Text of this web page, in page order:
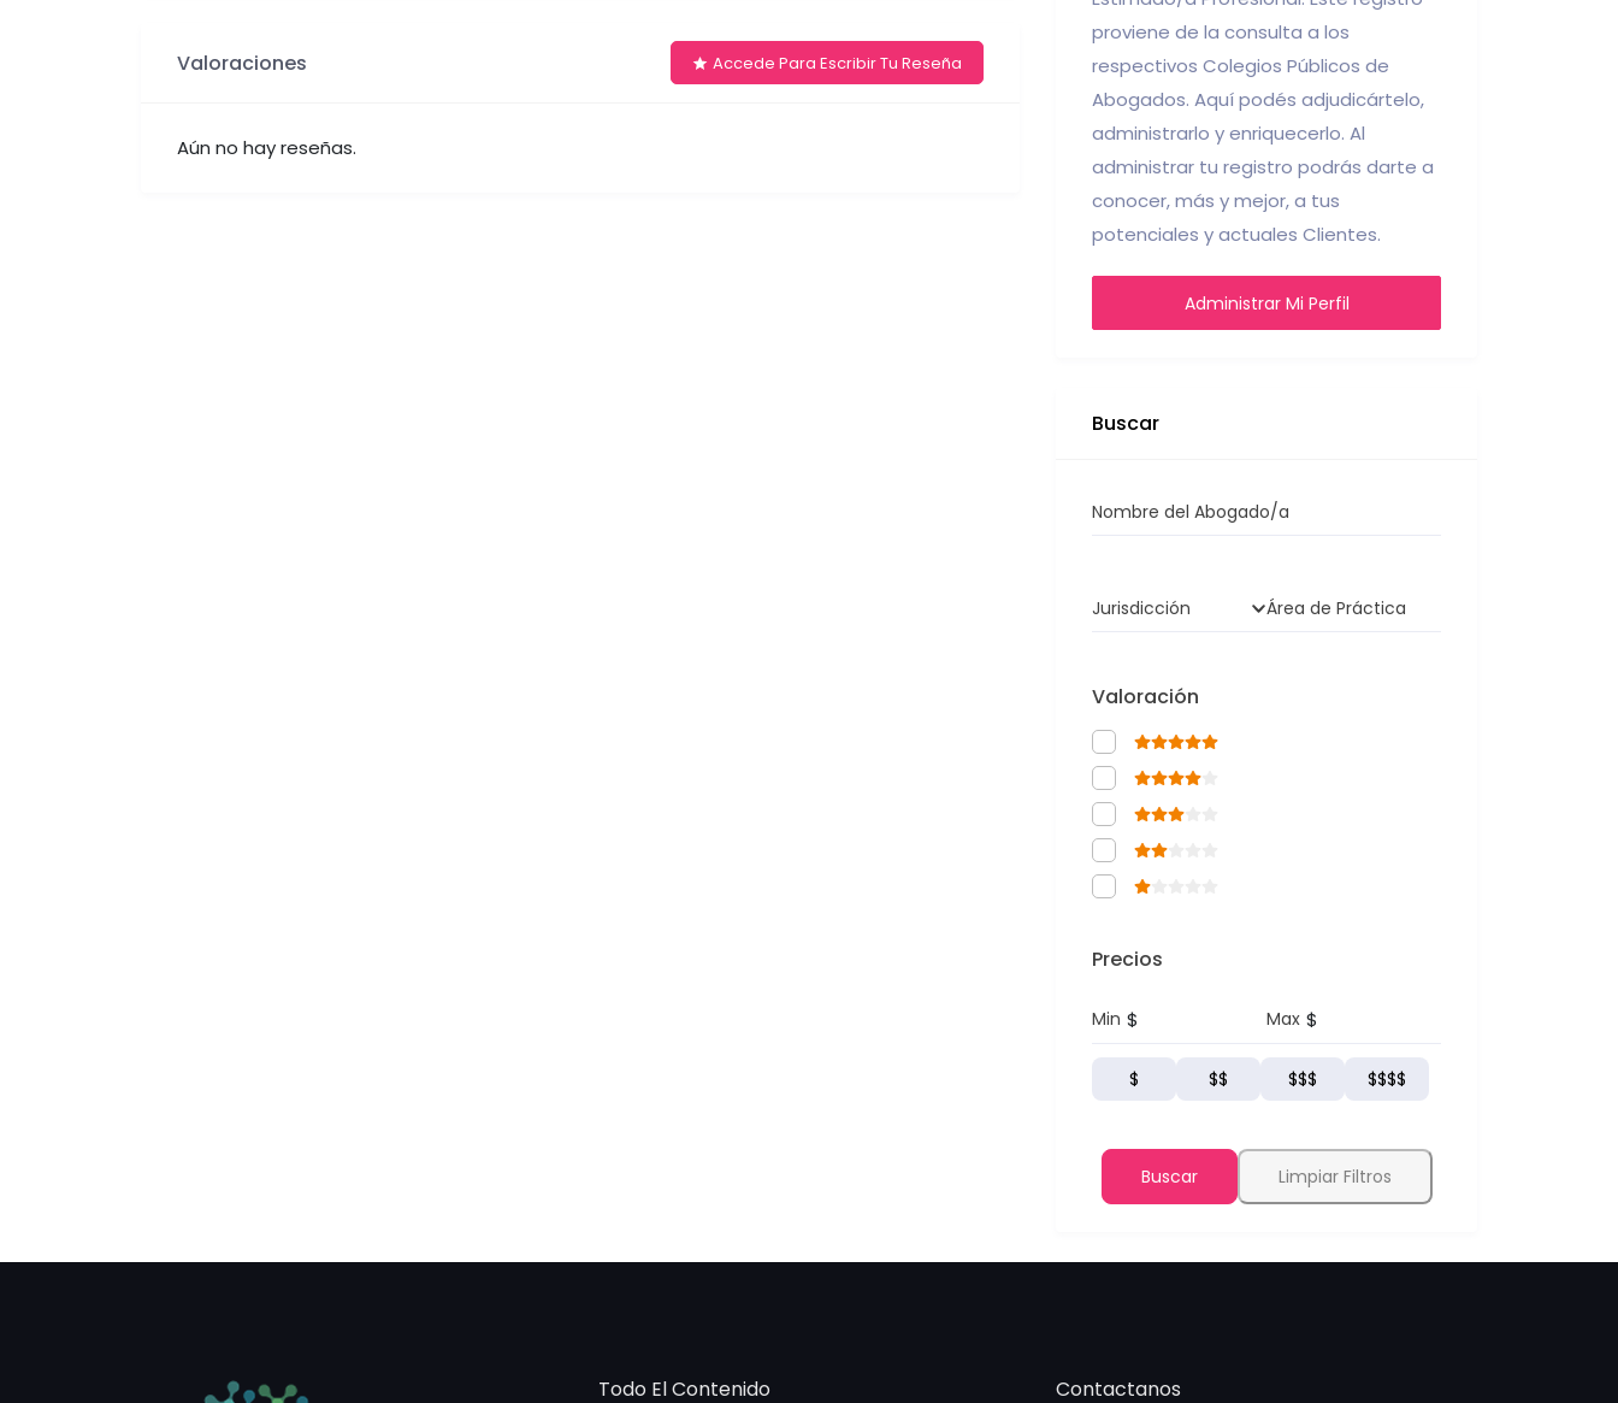
Valoraciones Accede Para Escribir Tu Reseña
Aún no hay reseñas.
proviene de la consulta a los
respectivos Colegios Públicos de
Abogados. Aquí podés adjudicártelo,
administrarlo y enriquecerlo. Al
administrar tu registro podrás darte a
conocer, más y mejor, a tus
potenciales y actuales Clientes.
Administrar Mi Perfil
Buscar
Nombre del Abogado/a
Jurisdicción Área de Práctica
Valoración
Precios
Min $ Max $
$ $$ $$$ $$$$
Buscar Limpiar Filtros
Todo El Contenido Contactanos